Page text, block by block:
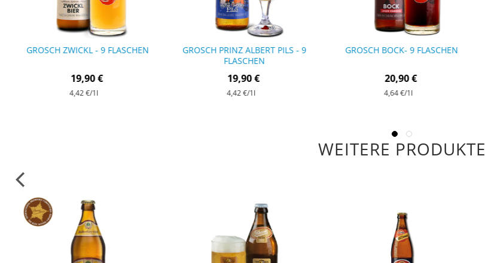
GROSCH ZWICKL - 9 FLASCHEN
19,90 €
4,42 €/1l
GROSCH PRINZ ALBERT PILS - 9
FLASCHEN
19,90 €
4,42 €/1l
GROSCH BOCK- 9 FLASCHEN
20,90 €
4,64 €/1l
WEITERE PRODUKTE